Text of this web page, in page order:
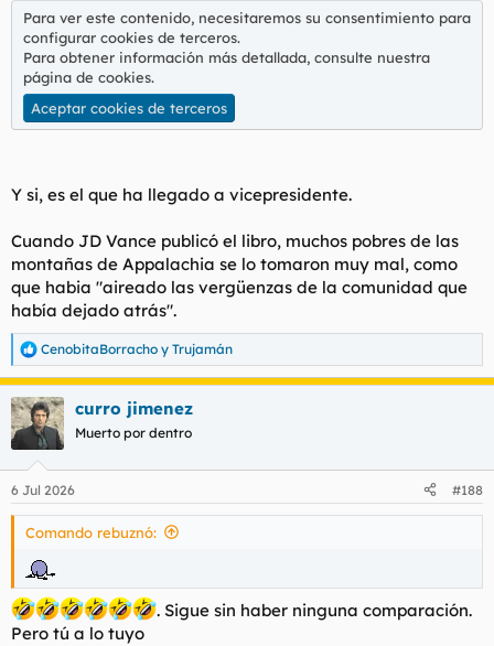
Para ver este contenido, necesitaremos su consentimiento para
configurar cookies de terceros.
Para obtener información más detallada, consulte nuestra
página de cookies.
Aceptar cookies de terceros
Y si, es el que ha llegado a vicepresidente.
Cuando JD Vance publicó el libro, muchos pobres de las
montañas de Appalachia se lo tomaron muy mal, como
que habia "aireado las vergüenzas de la comunidad que
había dejado atrás".
R
e
c
c
e
s
CenobitaBorracho y Trujamán
curro jimenez
Muerto por dentro
6 Jul 2026 #188
Comando rebuznó:
. Sigue sin haber ninguna comparación.
Pero tú a lo tuyo